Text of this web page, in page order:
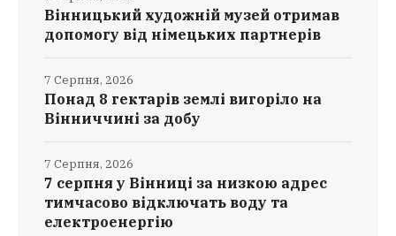
Вінницький художній музей отримав
допомогу від німецьких партнерів
Понад 8 гектарів землі вигоріло на
Вінниччині за добу
7 Серпня, 2026
7 серпня у Вінниці за низкою адрес
тимчасово відключать воду та
електроенергію
7 Серпня, 2026